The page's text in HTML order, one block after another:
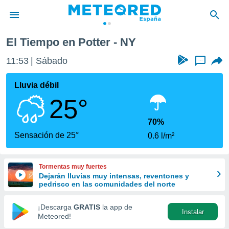
de
por
se
calidad.
a este
las
y
forma
digital
basada
El Tiempo en Potter - NY
11:53 Sábado ...
Lluvia débil
25°
Sensación de 25°
70%
0.6 l/m²
Tormentas muy fuertes
Dejarán lluvias muy intensas, reventones y
pedrisco en las comunidades del norte
¡Descarga GRATIS la app de
Meteored!
Instalar